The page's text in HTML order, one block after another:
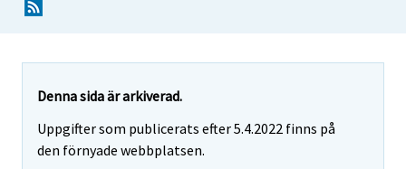
Denna sida är arkiverad.
Uppgifter som publicerats efter 5.4.2022 finns på
den förnyade webbplatsen.